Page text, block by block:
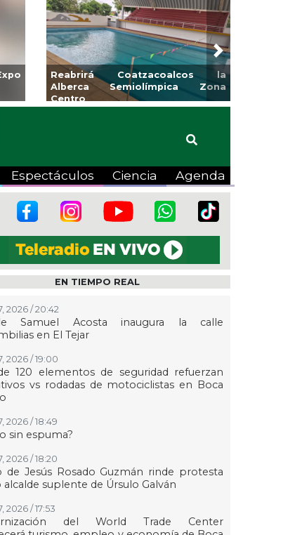
Coatzacoalcos la
Zona
Invita Ayuntamiento de
a Temporada de Artes
Viva”
Next
Espectáculos Ciencia Agenda
EN TIEMPO REAL
2026 / 20:42
Samuel Acosta inaugura la calle
en El Tejar
2026 / 19:00
120 elementos de seguridad refuerzan
vs rodadas de motociclistas en Boca
2026 / 18:49
sin espuma?
2026 / 18:20
de Jesús Rosado Guzmán rinde protesta
suplente de Úrsulo Galván
2026 / 17:53
del World Trade Center